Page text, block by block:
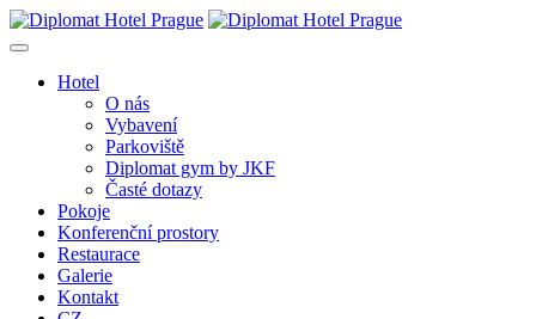
Přeskočit
na
Hotel
O nás
Vybavení
Parkoviště
Diplomat gym by JKF
Časté dotazy
Pokoje
Konferenční prostory
Restaurace
Galerie
Kontakt